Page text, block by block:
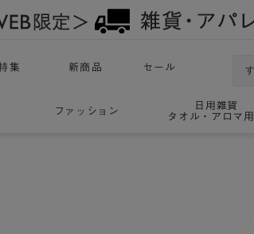
集 新商品 セール
ファッション
日用雑貨
タオル・アロマ